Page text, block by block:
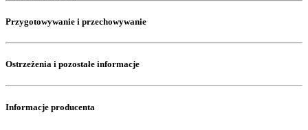
Przygotowywanie i przechowywanie
Ostrzeżenia i pozostałe informacje
Informacje producenta